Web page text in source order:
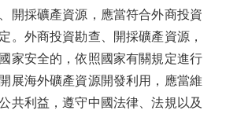
開採礦產資源，應當符合外商投資
。外商投資勘查、開採礦產資源，
家安全的，依照國家有關規定進行
展海外礦產資源開發利用，應當維
共利益，遵守中國法律、法規以及